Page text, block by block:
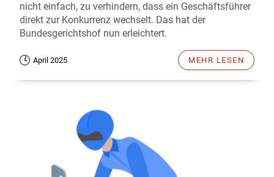
nicht einfach, zu verhindern, dass ein Geschäftsführer
direkt zur Konkurrenz wechselt. Das hat der
Bundesgerichtshof nun erleichtert.
April 2025 MEHR LESEN